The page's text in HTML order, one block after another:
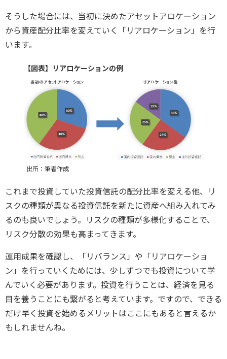
そうした場合には、当初に決めたアセットアロケーション
から資産配分比率を変えていく「リアロケーション」を行
います。
【図表】リアロケーションの例
出所：筆者作成
これまで投資していた投資信託の配分比率を変える他、リ
スクの種類が異なる投資信託を新たに資産へ組み入れてみ
るのも良いでしょう。リスクの種類が多様化することで、
リスク分散の効果も高まってきます。
運用成果を確認し、「リバランス」や「リアロケーショ
ン」を行っていくためには、少しずつでも投資について学
んでいく必要があります。投資を行うことは、経済を見る
目を養うことにも繋がると考えています。ですので、できる
だけ早く投資を始めるメリットはここにもあると言えるか
もしれませんね。